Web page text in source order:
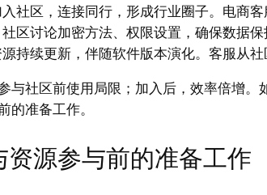
入社区，连接同行，形成行业圈子。电商
区讨论加密方法、权限设置，确保数据
源持续更新，伴随软件版本演化。客服从
与社区前使用局限；加入后，效率倍增。
的准备工作。
源参与前的准备工作